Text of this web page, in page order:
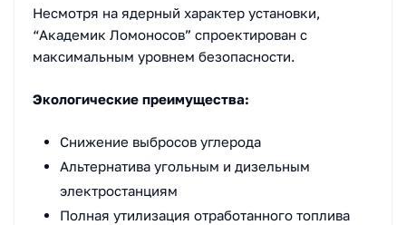
Несмотря на ядерный характер установки,
“Академик Ломоносов” спроектирован с
максимальным уровнем безопасности.
Экологические преимущества:
Снижение выбросов углерода
Альтернатива угольным и дизельным
электростанциям
Полная утилизация отработанного топлива